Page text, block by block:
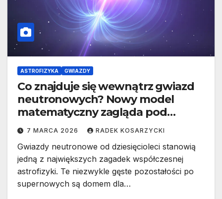
ASTROFIZYKA GWIAZDY
Co znajduje się wewnątrz gwiazd
neutronowych? Nowy model
matematyczny zagląda pod
powierzchnię
7 MARCA 2026 RADEK KOSARZYCKI
Gwiazdy neutronowe od dziesięcioleci stanowią
jedną z największych zagadek współczesnej
astrofizyki. Te niezwykle gęste pozostałości po
supernowych są domem dla…